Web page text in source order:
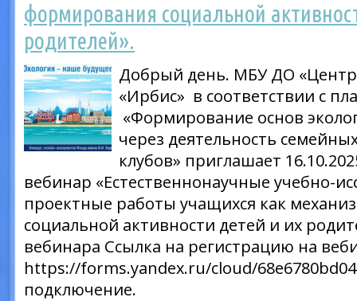
формирования социальной
родителей».
Добрый день. МБУ ДО «Центр
«Ирбис» в соответствии с
«Формирование основ
через деятельность
клубов» приглашает
вебинар «Естественнонаучные учебно-
проектные работы учащихся как
социальной активности детей и их
вебинара Ссылка на регистрацию на
https://forms.yandex.ru/cloud/
подключение.